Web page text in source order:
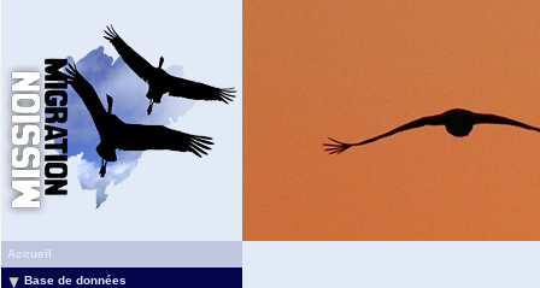
Accueil
Base de données